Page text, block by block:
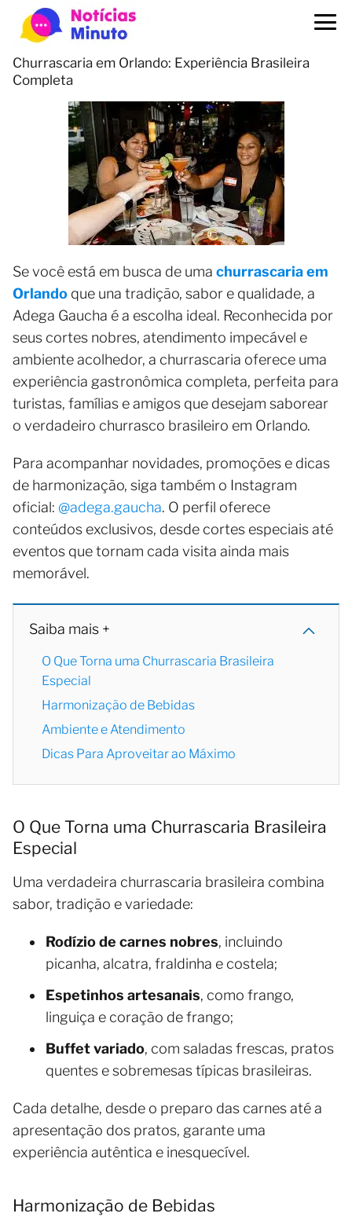
Churrascaria em Orlando: Experiência Brasileira
Completa
Se você está em busca de uma churrascaria em
Orlando que una tradição, sabor e qualidade, a
Adega Gaucha é a escolha ideal. Reconhecida por
seus cortes nobres, atendimento impecável e
ambiente acolhedor, a churrascaria oferece uma
experiência gastronômica completa, perfeita para
turistas, famílias e amigos que desejam saborear
o verdadeiro churrasco brasileiro em Orlando.
Para acompanhar novidades, promoções e dicas
de harmonização, siga também o Instagram
oficial: @adega.gaucha. O perfil oferece
conteúdos exclusivos, desde cortes especiais até
eventos que tornam cada visita ainda mais
memorável.
Saiba mais +
O Que Torna uma Churrascaria Brasileira
Especial
Harmonização de Bebidas
Ambiente e Atendimento
Dicas Para Aproveitar ao Máximo
O Que Torna uma Churrascaria Brasileira
Especial
Uma verdadeira churrascaria brasileira combina
sabor, tradição e variedade:
Rodízio de carnes nobres, incluindo
picanha, alcatra, fraldinha e costela;
Espetinhos artesanais, como frango,
linguiça e coração de frango;
Buffet variado, com saladas frescas, pratos
quentes e sobremesas típicas brasileiras.
Cada detalhe, desde o preparo das carnes até a
apresentação dos pratos, garante uma
experiência autêntica e inesquecível.
Harmonização de Bebidas